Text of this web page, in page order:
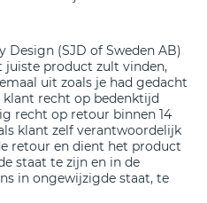
Design (SJD of Sweden AB)
juiste product zult vinden,
uit zoals je had gedacht
klant recht op bedenktijd
recht op retour binnen 14
klant zelf verantwoordelijk
retour en dient het product
staat te zijn en in de
in ongewijzigde staat, te